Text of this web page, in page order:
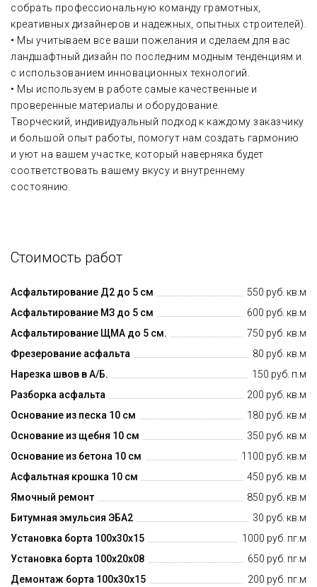
собрать профессиональную команду грамотных,
креативных дизайнеров и надежных, опытных строителей).
• Мы учитываем все ваши пожелания и сделаем для вас
ландшафтный дизайн по последним модным тенденциям и
с использованием инновационных технологий.
• Мы используем в работе самые качественные и
проверенные материалы и оборудование.
Творческий, индивидуальный подход к каждому заказчику
и большой опыт работы, помогут нам создать гармонию
и уют на вашем участке, который наверняка будет
соответствовать вашему вкусу и внутреннему
состоянию.
Стоимость работ
Асфальтирование Д2 до 5 см
550 руб. кв.м
Асфальтирование МЗ до 5 см
600 руб. кв.м
Асфальтирование ЩМА до 5 см.
750 руб. кв.м
Фрезерование асфальта
80 руб. кв.м
Нарезка швов в А/Б.
150 руб. п.м
Разборка асфальта
200 руб. кв.м
Основание из песка 10 см
180 руб. кв.м
Основание из щебня 10 см
350 руб. кв.м
Основание из бетона 10 см
1100 руб. кв.м
Асфальтная крошка 10 см
450 руб. кв.м
Ямочный ремонт
850 руб. кв.м
Битумная эмульсия ЭБА2
30 руб. кв.м
Установка борта 100х30х15
1000 руб. пг.м
Установка борта 100х20х08
650 руб. пг.м
Демонтаж борта 100х30х15
200 руб. пг.м